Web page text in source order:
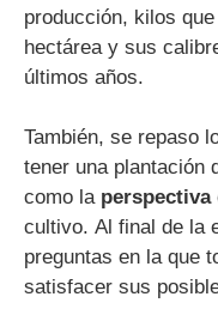
producción, kilos
hectárea y sus
últimos años.
También, se repaso
tener una plantación
como la
cultivo. Al final de la
preguntas en la que
satisfacer sus